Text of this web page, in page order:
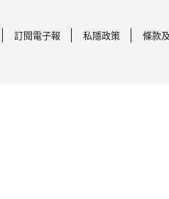
訂閱電子報 私隱政策 條款